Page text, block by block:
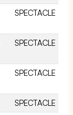
SPECTACLE
SPECTACLE
SPECTACLE
SPECTACLE